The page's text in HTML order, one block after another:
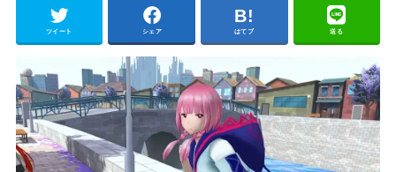
ツイート シェア はてブ 送る